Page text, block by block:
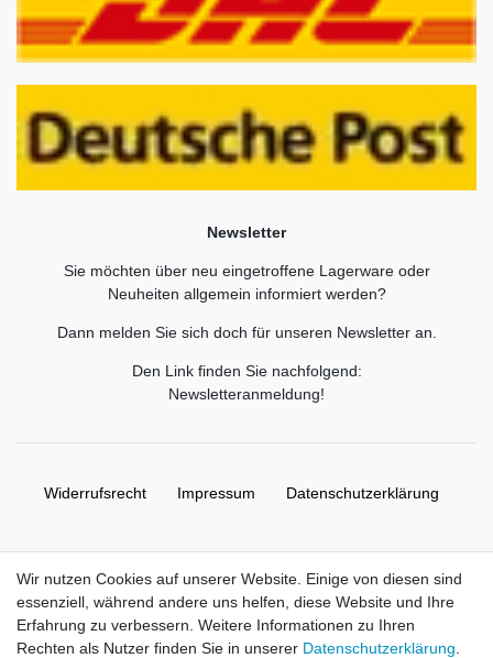
Newsletter
Sie möchten über neu eingetroffene Lagerware oder
Neuheiten allgemein informiert werden?
Dann melden Sie sich doch für unseren Newsletter an.
Den Link finden Sie nachfolgend:
Newsletteranmeldung!
Widerrufs­recht Impressum Daten­schutz­erklärung
© Copyright 2026 | Alle Rechte vorbehalten. HL-
Handelsgesellschaft mbH.
Wir nutzen Cookies auf unserer Website. Einige von diesen sind
essenziell, während andere uns helfen, diese Website und Ihre
Erfahrung zu verbessern. Weitere Informationen zu Ihren
Rechten als Nutzer finden Sie in unserer Daten­schutz­erklärung